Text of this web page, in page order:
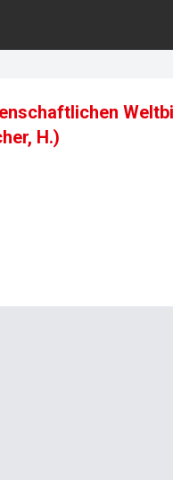
H.)